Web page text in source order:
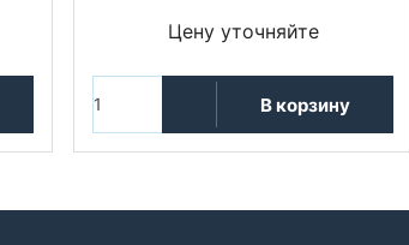
Цену уточняйте
В корзину